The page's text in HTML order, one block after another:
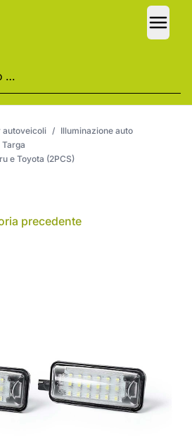
autoveicoli / Illuminazione auto
Targa
e Toyota (2PCS)
precedente